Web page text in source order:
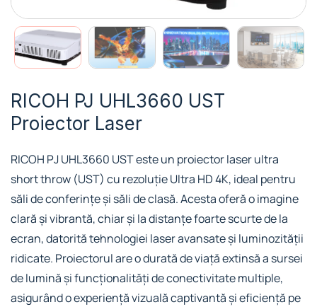
RICOH PJ UHL3660 UST
Proiector Laser
RICOH PJ UHL3660 UST este un proiector laser ultra
short throw (UST) cu rezoluție Ultra HD 4K, ideal pentru
săli de conferințe și săli de clasă. Acesta oferă o imagine
clară și vibrantă, chiar și la distanțe foarte scurte de la
ecran, datorită tehnologiei laser avansate și luminozității
ridicate. Proiectorul are o durată de viață extinsă a sursei
de lumină și funcționalități de conectivitate multiple,
asigurând o experiență vizuală captivantă și eficiență pe